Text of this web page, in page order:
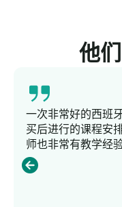
他们
一次非常好的西班
买后进行的课程安
师也非常有教学经